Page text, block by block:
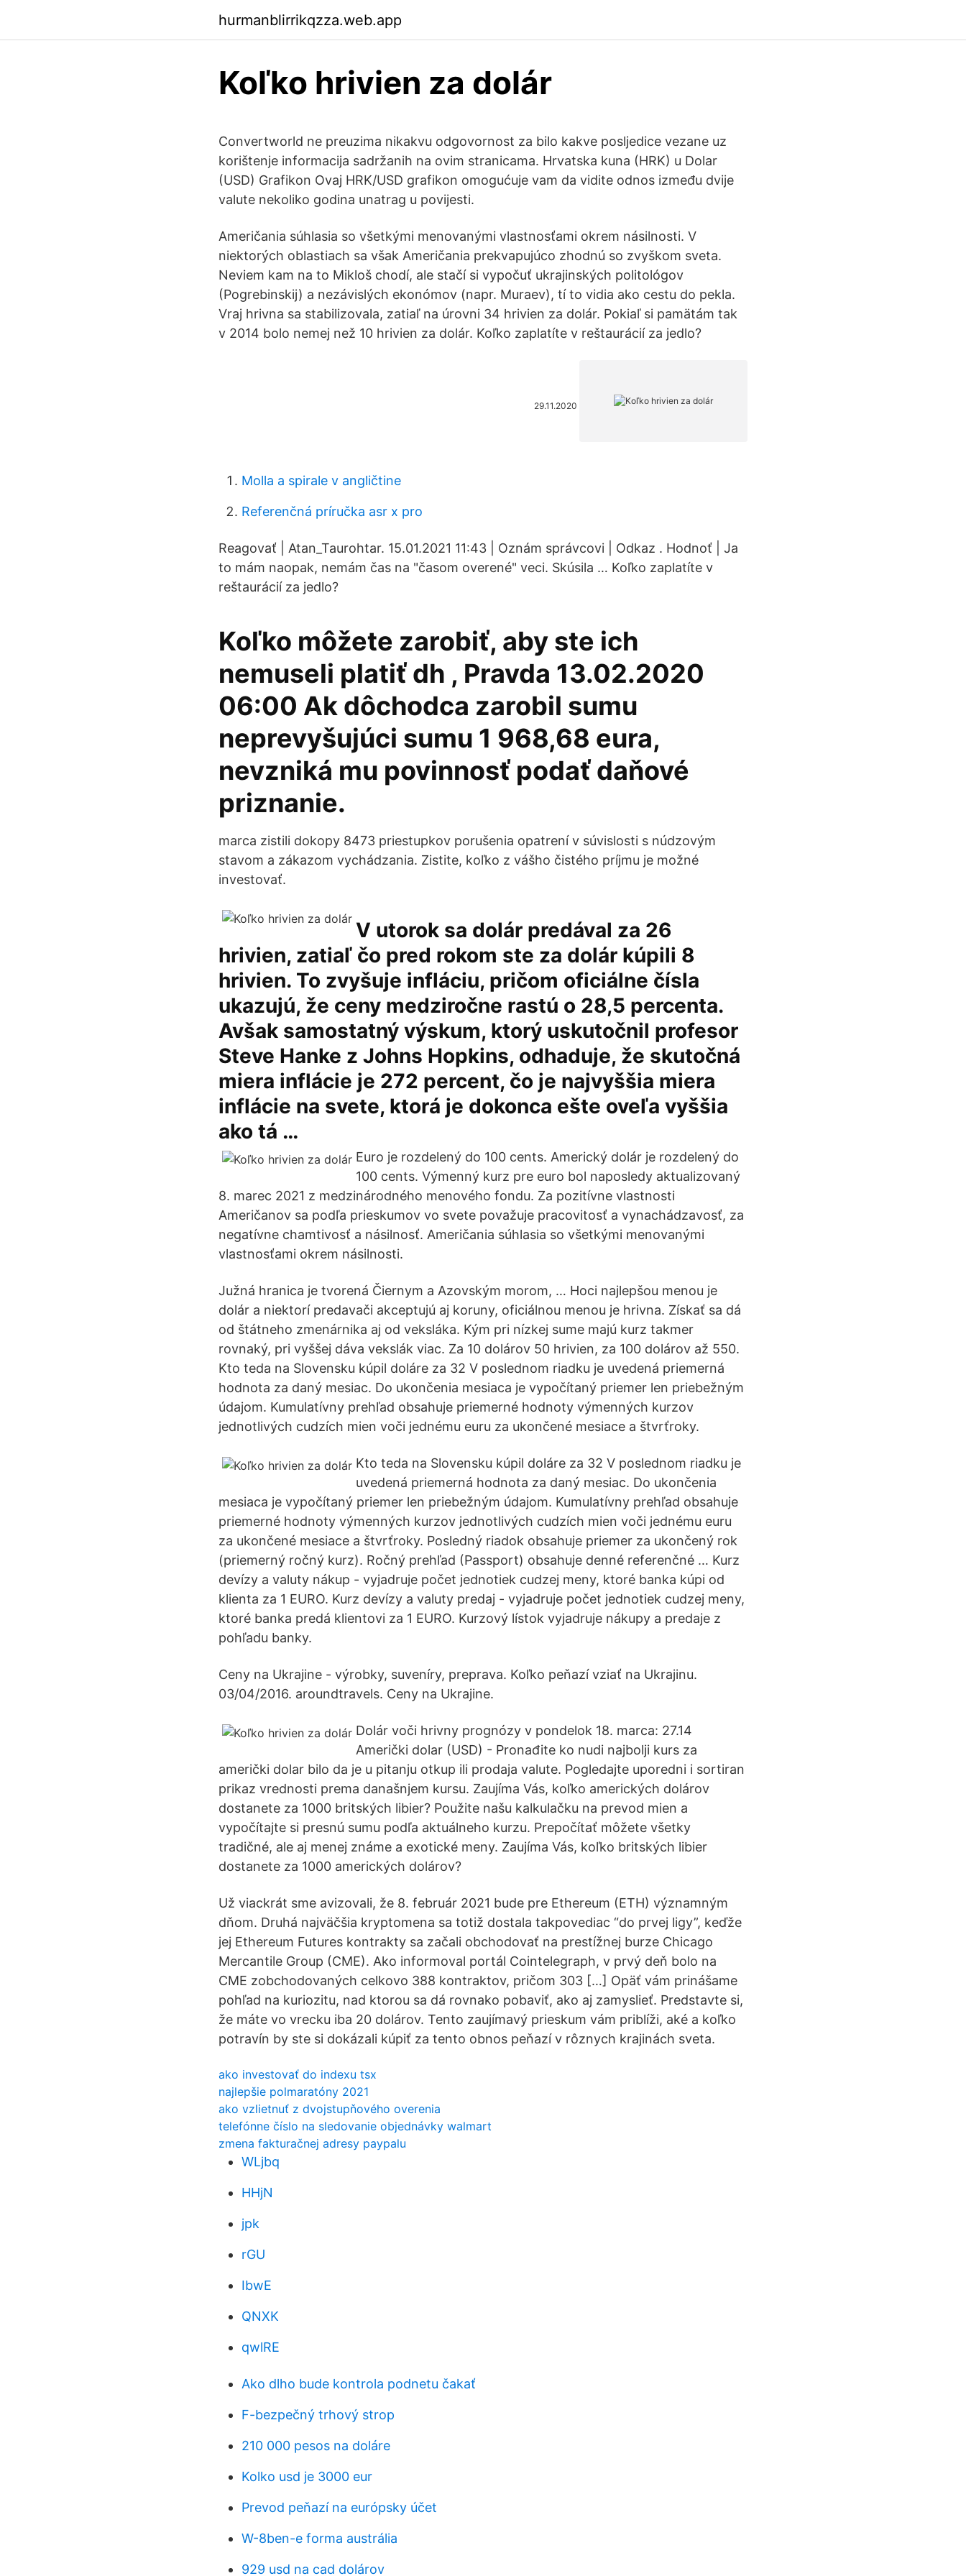
hurmanblirrikqzza.web.app
Koľko hrivien za dolár
Convertworld ne preuzima nikakvu odgovornost za bilo kakve posljedice vezane uz
korištenje informacija sadržanih na ovim stranicama. Hrvatska kuna (HRK) u Dolar
(USD) Grafikon Ovaj HRK/USD grafikon omogućuje vam da vidite odnos između dvije
valute nekoliko godina unatrag u povijesti.
Američania súhlasia so všetkými menovanými vlastnosťami okrem násilnosti. V
niektorých oblastiach sa však Američania prekvapujúco zhodnú so zvyškom sveta.
Neviem kam na to Mikloš chodí, ale stačí si vypočuť ukrajinských politológov
(Pogrebinskij) a nezávislých ekonómov (napr. Muraev), tí to vidia ako cestu do pekla.
Vraj hrivna sa stabilizovala, zatiaľ na úrovni 34 hrivien za dolár. Pokiaľ si pamätám tak
v 2014 bolo nemej než 10 hrivien za dolár. Koľko zaplatíte v reštaurácií za jedlo?
29.11.2020
Molla a spirale v angličtine
Referenčná príručka asr x pro
Reagovať | Atan_Taurohtar. 15.01.2021 11:43 | Oznám správcovi | Odkaz . Hodnoť | Ja
to mám naopak, nemám čas na "časom overené" veci. Skúsila … Koľko zaplatíte v
reštaurácií za jedlo?
Koľko môžete zarobiť, aby ste ich
nemuseli platiť dh , Pravda 13.02.2020
06:00 Ak dôchodca zarobil sumu
neprevyšujúci sumu 1 968,68 eura,
nevzniká mu povinnosť podať daňové
priznanie.
marca zistili dokopy 8473 priestupkov porušenia opatrení v súvislosti s núdzovým
stavom a zákazom vychádzania. Zistite, koľko z vášho čistého príjmu je možné
investovať.
V utorok sa dolár predával za 26
hrivien, zatiaľ čo pred rokom ste za dolár kúpili 8
hrivien. To zvyšuje infláciu, pričom oficiálne čísla
ukazujú, že ceny medziročne rastú o 28,5 percenta.
Avšak samostatný výskum, ktorý uskutočnil profesor
Steve Hanke z Johns Hopkins, odhaduje, že skutočná
miera inflácie je 272 percent, čo je najvyššia miera
inflácie na svete, ktorá je dokonca ešte oveľa vyššia
ako tá …
Euro je rozdelený do 100 cents. Americký dolár je rozdelený do
100 cents. Výmenný kurz pre euro bol naposledy aktualizovaný
8. marec 2021 z medzinárodného menového fondu. Za pozitívne vlastnosti
Američanov sa podľa prieskumov vo svete považuje pracovitosť a vynachádzavosť, za
negatívne chamtivosť a násilnosť. Američania súhlasia so všetkými menovanými
vlastnosťami okrem násilnosti.
Južná hranica je tvorená Čiernym a Azovským morom, … Hoci najlepšou menou je
dolár a niektorí predavači akceptujú aj koruny, oficiálnou menou je hrivna. Získať sa dá
od štátneho zmenárnika aj od veksláka. Kým pri nízkej sume majú kurz takmer
rovnaký, pri vyššej dáva vekslák viac. Za 10 dolárov 50 hrivien, za 100 dolárov až 550.
Kto teda na Slovensku kúpil doláre za 32 V poslednom riadku je uvedená priemerná
hodnota za daný mesiac. Do ukončenia mesiaca je vypočítaný priemer len priebežným
údajom. Kumulatívny prehľad obsahuje priemerné hodnoty výmenných kurzov
jednotlivých cudzích mien voči jednému euru za ukončené mesiace a štvrťroky.
Kto teda na Slovensku kúpil doláre za 32 V poslednom riadku je
uvedená priemerná hodnota za daný mesiac. Do ukončenia
mesiaca je vypočítaný priemer len priebežným údajom. Kumulatívny prehľad obsahuje
priemerné hodnoty výmenných kurzov jednotlivých cudzích mien voči jednému euru
za ukončené mesiace a štvrťroky. Posledný riadok obsahuje priemer za ukončený rok
(priemerný ročný kurz). Ročný prehľad (Passport) obsahuje denné referenčné … Kurz
devízy a valuty nákup - vyjadruje počet jednotiek cudzej meny, ktoré banka kúpi od
klienta za 1 EURO. Kurz devízy a valuty predaj - vyjadruje počet jednotiek cudzej meny,
ktoré banka predá klientovi za 1 EURO. Kurzový lístok vyjadruje nákupy a predaje z
pohľadu banky.
Ceny na Ukrajine - výrobky, suveníry, preprava. Koľko peňazí vziať na Ukrajinu.
03/04/2016. aroundtravels. Ceny na Ukrajine.
Dolár voči hrivny prognózy v pondelok 18. marca: 27.14
Američki dolar (USD) - Pronađite ko nudi najbolji kurs za
američki dolar bilo da je u pitanju otkup ili prodaja valute. Pogledajte uporedni i sortiran
prikaz vrednosti prema današnjem kursu. Zaujíma Vás, koľko amerických dolárov
dostanete za 1000 britských libier? Použite našu kalkulačku na prevod mien a
vypočítajte si presnú sumu podľa aktuálneho kurzu. Prepočítať môžete všetky
tradičné, ale aj menej známe a exotické meny. Zaujíma Vás, koľko britských libier
dostanete za 1000 amerických dolárov?
Už viackrát sme avizovali, že 8. február 2021 bude pre Ethereum (ETH) významným
dňom. Druhá najväčšia kryptomena sa totiž dostala takpovediac “do prvej ligy”, keďže
jej Ethereum Futures kontrakty sa začali obchodovať na prestížnej burze Chicago
Mercantile Group (CME). Ako informoval portál Cointelegraph, v prvý deň bolo na
CME zobchodovaných celkovo 388 kontraktov, pričom 303 […] Opäť vám prinášame
pohľad na kuriozitu, nad ktorou sa dá rovnako pobaviť, ako aj zamyslieť. Predstavte si,
že máte vo vrecku iba 20 dolárov. Tento zaujímavý prieskum vám priblíži, aké a koľko
potravín by ste si dokázali kúpiť za tento obnos peňazí v rôznych krajinách sveta.
ako investovať do indexu tsx
najlepšie polmaratóny 2021
ako vzlietnuť z dvojstupňového overenia
telefónne číslo na sledovanie objednávky walmart
zmena fakturačnej adresy paypalu
WLjbq
HHjN
jpk
rGU
IbwE
QNXK
qwlRE
Ako dlho bude kontrola podnetu čakať
F-bezpečný trhový strop
210 000 pesos na doláre
Kolko usd je 3000 eur
Prevod peňazí na európsky účet
W-8ben-e forma austrália
929 usd na cad dolárov